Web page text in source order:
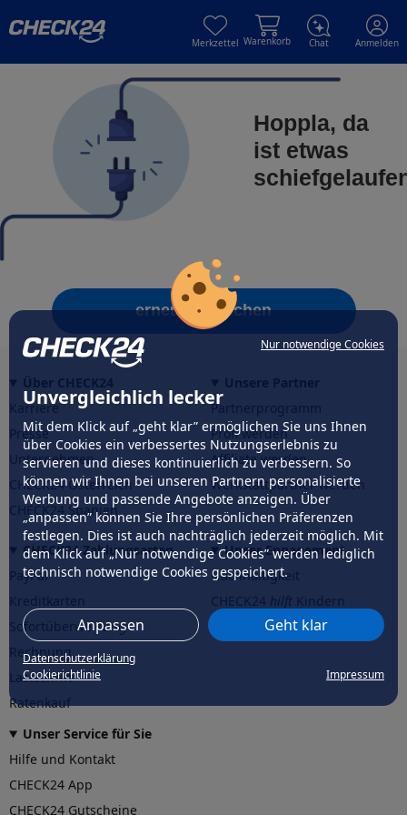
Nur notwendige Cookies
Unvergleichlich lecker
Mit dem Klick auf „geht klar” ermöglichen Sie uns Ihnen
über Cookies ein verbessertes Nutzungserlebnis zu
servieren und dieses kontinuierlich zu verbessern. So
können wir Ihnen bei unseren Partnern personalisierte
Werbung und passende Angebote anzeigen. Über
„anpassen” können Sie Ihre persönlichen Präferenzen
festlegen. Dies ist auch nachträglich jederzeit möglich. Mit
dem Klick auf „Nur notwendige Cookies” werden lediglich
technisch notwendige Cookies gespeichert.
Anpassen Geht klar
Datenschutzerklärung
Cookierichtlinie
Impressum
Merkzettel Warenkorb Chat Anmelden
Hoppla, da
ist etwas
erneut versuchen
Karriere
Presse
Unternehmen
CHECK24 Österreich
CHECK24 Spanien
Partnerprogramm
Profi werden
Affiliate werden
Werkstattpartner werden
CHECK24 Zahlungsarten
PayPal
Sofortüberweisung
Rechnung
Lastschrift
Ratenkauf
Unser Engagement
Nachhaltigkeit
CHECK24hilftder Natur
Unser Service für Sie
Hilfe und Kontakt
CHECK24 App
CHECK24 Gutscheine